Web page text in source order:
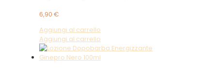
6,90 €
Aggiungi al carrello
Aggiungi al carrello